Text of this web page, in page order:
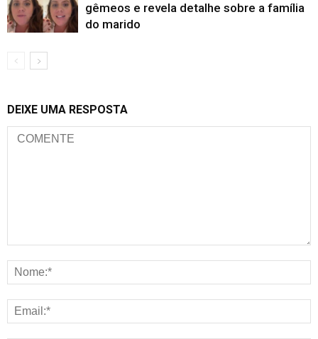
gêmeos e revela detalhe sobre a família
do marido
DEIXE UMA RESPOSTA